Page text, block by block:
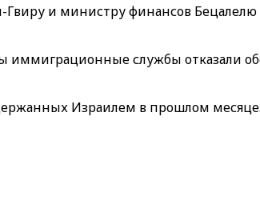
и министру финансов
службы отказали
Израилем в прошлом месяце.